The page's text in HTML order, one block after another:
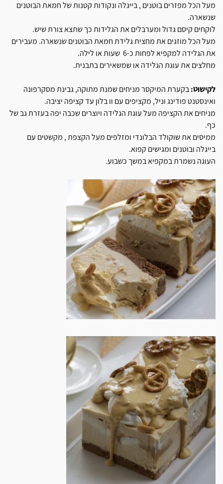
מעל הכל מפזרים בוטנים , בייגלה ונקודות קטנות של חמאת הבוטנים
שנשארה.
לוקחים קיסם גדול ומערבלים את הגלידות כך שתצא צורת שיש.
מעל הכל מוזגים את מחצית גלידת חמאת הבוטנים שנשארה. מעבירים
את הגלידה למקפיא לפחות כ-6 שעות או לילה.
מחלצים את עוגת הגלידה או שמשאירים בתבנית.
לקישוט: בקערת המיקסר מניחים שמנת מתוקה, גבינת מסקרפונה
ואינסטנט פודינג וניל, מקציפים עם וו בלון עד קציפה יציבה.
מניחים את הקציפה מעל עוגת הגלידה ויוצרים שכבה יפה בעזרת גב של
כף.
ממיסים את שוקולד הבלונדי ומזלפים מעל הקצפת , מקשטים עם
בייגלה ובוטנים ומגישים קפוא.
העוגה נשמרת במקפיא במשך כשבוע.